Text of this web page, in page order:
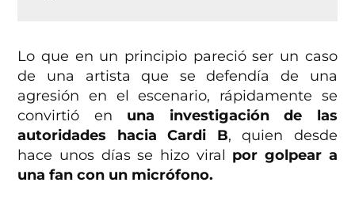
Lo que en un principio pareció ser un caso
de una artista que se defendía de una
agresión en el escenario, rápidamente se
convirtió en una investigación de las
autoridades hacia Cardi B, quien desde
hace unos días se hizo viral por golpear a
una fan con un micrófono.